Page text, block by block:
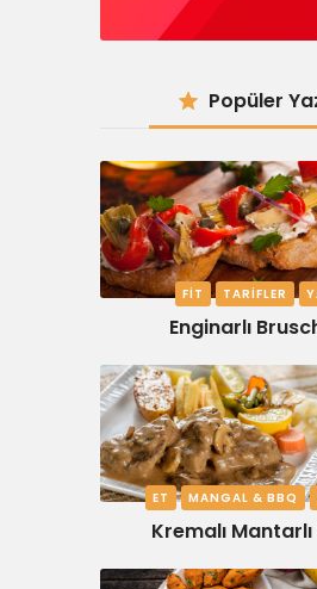
Popüler
FIT TARIFLER
Enginarlı
ET MANGAL & BBQ
Kremalı